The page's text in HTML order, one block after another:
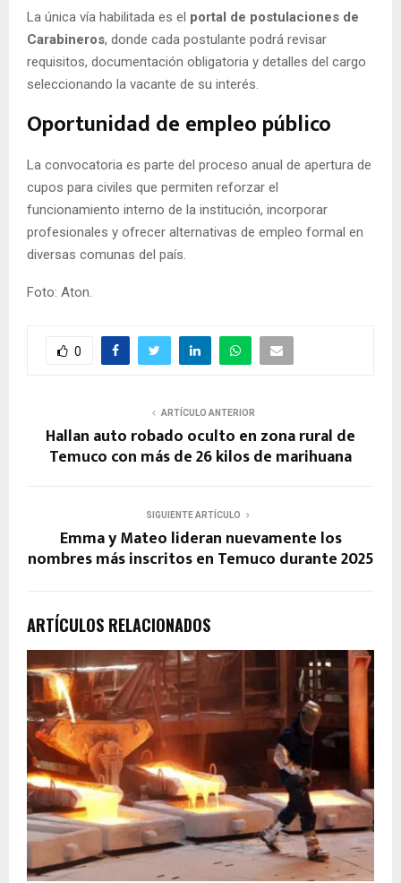
La única vía habilitada es el portal de postulaciones de
Carabineros, donde cada postulante podrá revisar
requisitos, documentación obligatoria y detalles del cargo
seleccionando la vacante de su interés.
Oportunidad de empleo público
La convocatoria es parte del proceso anual de apertura de
cupos para civiles que permiten reforzar el
funcionamiento interno de la institución, incorporar
profesionales y ofrecer alternativas de empleo formal en
diversas comunas del país.
Foto: Aton.
0
ARTÍCULO ANTERIOR
Hallan auto robado oculto en zona rural de
Temuco con más de 26 kilos de marihuana
SIGUIENTE ARTÍCULO
Emma y Mateo lideran nuevamente los
nombres más inscritos en Temuco durante 2025
ARTÍCULOS RELACIONADOS